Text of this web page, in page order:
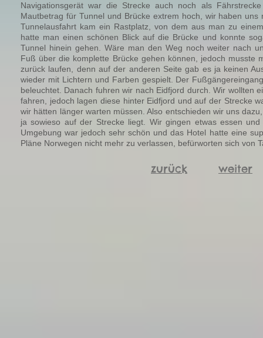
Navigationsgerät war die Strecke auch noch als
Mautbetrag für Tunnel und Brücke extrem hoch, wir haben
Tunnelausfahrt kam ein Rastplatz, von dem aus man zu
hatte man einen schönen Blick auf die Brücke und konnte
Tunnel hinein gehen. Wäre man den Weg noch weiter nach
Fuß über die komplette Brücke gehen können, jedoch musste
zurück laufen, denn auf der anderen Seite gab es ja keinen
wieder mit Lichtern und Farben gespielt. Der
beleuchtet. Danach fuhren wir nach Eidfjord durch. Wir wollten
fahren, jedoch lagen diese hinter Eidfjord und auf der Strecke
wir hätten länger warten müssen. Also entschieden wir uns
ja sowieso auf der Strecke liegt. Wir gingen etwas essen
Umgebung war jedoch sehr schön und das Hotel hatte eine
Pläne Norwegen nicht mehr zu verlassen, befürworten sich von
zurück weiter